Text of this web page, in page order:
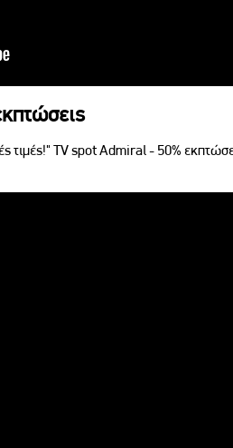
τιμές!" TV spot Admiral - 50%